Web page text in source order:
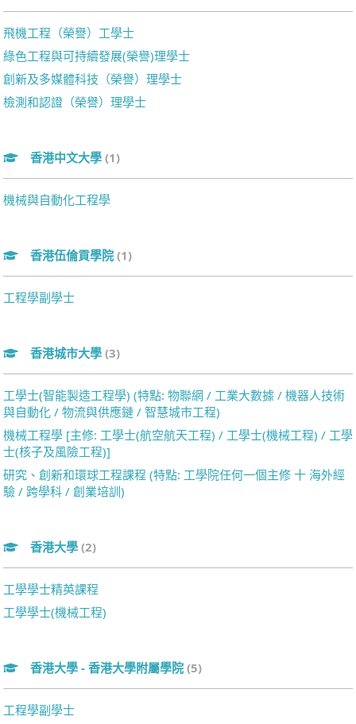
飛機工程（榮譽）工學士
綠色工程與可持續發展(榮譽)理學士
創新及多媒體科技（榮譽）理學士
檢測和認證（榮譽）理學士
香港中文大學 (1)
機械與自動化工程學
香港伍倫貢學院 (1)
工程學副學士
香港城市大學 (3)
工學士(智能製造工程學) (特點: 物聯網 / 工業大數據 / 機器人技術
與自動化 / 物流與供應鏈 / 智慧城市工程)
機械工程學 [主修: 工學士(航空航天工程) / 工學士(機械工程) / 工學
士(核子及風險工程)]
研究、創新和環球工程課程 (特點: 工學院任何一個主修 十 海外經
驗 / 跨學科 / 創業培訓)
香港大學 (2)
工學學士精英課程
工學學士(機械工程)
香港大學 - 香港大學附屬學院 (5)
工程學副學士